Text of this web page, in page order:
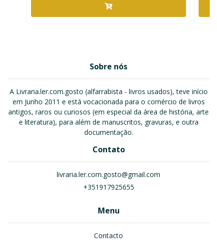
Sobre nós
A Livraria.ler.com.gosto (alfarrabista - livros usados), teve início
em Junho 2011 e está vocacionada para o comércio de livros
antigos, raros ou curiosos (em especial da área de história, arte
e literatura), para além de manuscritos, gravuras, e outra
documentação.
Contato
livraria.ler.com.gosto@gmail.com
+351917925655
Menu
Contacto